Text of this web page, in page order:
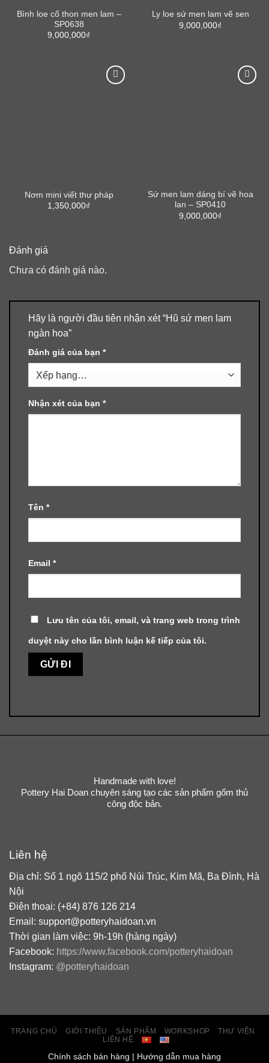
Bình loe cổ thon men lam –
SP0638
9,000,000₫
Ly loe sứ men lam vẽ sen
9,000,000₫
Nơm mini viết thư pháp
1,350,000₫
Sứ men lam dáng bí vẽ hoa
lan – SP0410
9,000,000₫
Đánh giá
Chưa có đánh giá nào.
Hãy là người đầu tiên nhận xét “Hũ sứ men lam
ngàn hoa”
Đánh giá của bạn *
Nhận xét của bạn *
Tên *
Email *
Lưu tên của tôi, email, và trang web trong trình
duyệt này cho lần bình luận kế tiếp của tôi.
Handmade with love!
Pottery Hai Doan chuyên sáng tạo các sản phẩm gốm thủ
công độc bản.
Liên hệ
Địa chỉ: Số 1 ngõ 115/2 phố Núi Trúc, Kim Mã, Ba Đình, Hà
Nội
Điện thoại: (+84) 876 126 214
Email: support@potteryhaidoan.vn
Thời gian làm việc: 9h-19h (hàng ngày)
Facebook: https://www.facebook.com/potteryhaidoan
Instagram: @potteryhaidoan
TRANG CHỦ GIỚI THIỆU SẢN PHẨM WORKSHOP
THƯ VIỆN
LIÊN HỆ
Chính sách bán hàng | Hướng dẫn mua hàng